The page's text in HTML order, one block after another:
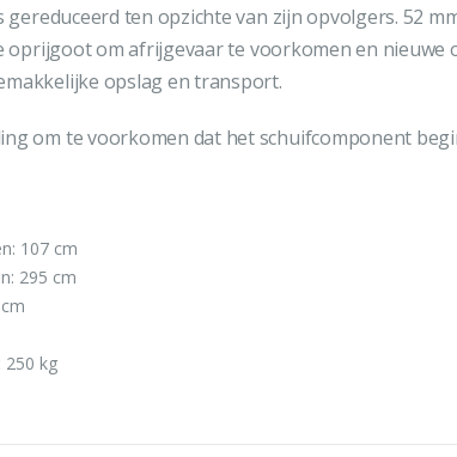
gereduceerd ten opzichte van zijn opvolgers. 52
oprijgoot om afrijgevaar te voorkomen en nieuwe
opslag en transport.
om te voorkomen dat het schuifcomponent
107 cm
295 cm
250 kg